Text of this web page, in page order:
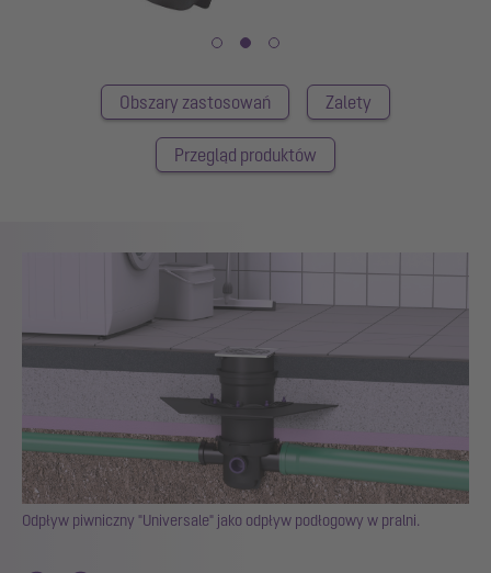
Obszary zastosowań Zalety
Przegląd produktów
Odpływ piwniczny "Universale" jako odpływ podłogowy w pralni.